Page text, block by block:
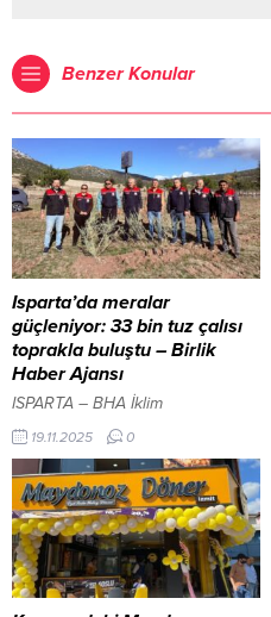
Benzer Konular
Isparta’da meralar
güçleniyor: 33 bin tuz çalısı
toprakla buluştu – Birlik
Haber Ajansı
ISPARTA – BHA İklim
değişikliğinin etkilerini azaltmak
ve meraların verimliliğini artırmak
amacıyla yürütülen mera ıslah
çalışmaları kapsamında
Isparta’da 33 bin adet Tuz Çalısı
dikildi. Kuraklığa dayanıklılığı ve
yıl boyunca yeşil kalma özelliğiyle
bilinen bu bitkinin, kaba yem
19.11.2025 0